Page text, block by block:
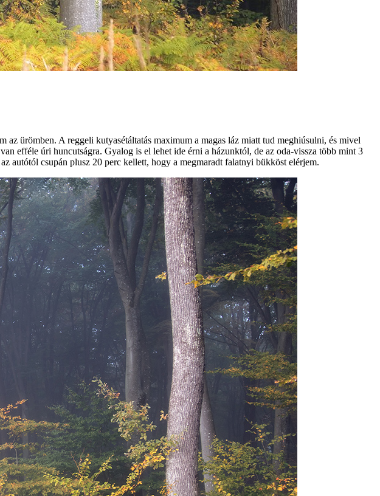
ürömben. A reggeli kutyasétáltatás maximum a magas láz miatt tud meghiúsulni, és mivel
efféle úri huncutságra. Gyalog is el lehet ide érni a házunktól, de az oda-vissza több mint 3
autótól csupán plusz 20 perc kellett, hogy a megmaradt falatnyi bükköst elérjem.